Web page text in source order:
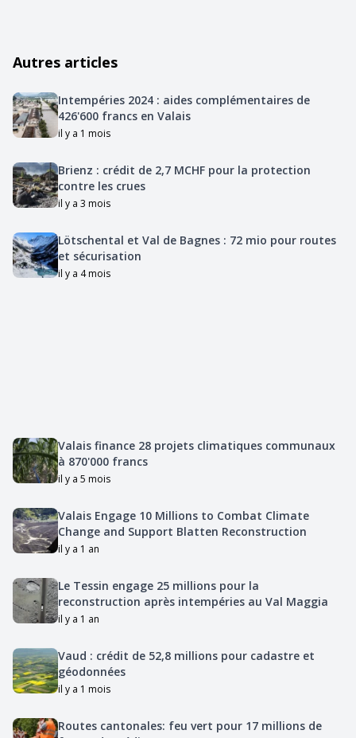
Autres articles
Intempéries 2024 : aides complémentaires de
426'600 francs en Valais
il y a 1 mois
Brienz : crédit de 2,7 MCHF pour la protection
contre les crues
il y a 3 mois
Lötschental et Val de Bagnes : 72 mio pour routes
et sécurisation
il y a 4 mois
Valais finance 28 projets climatiques communaux
à 870'000 francs
il y a 5 mois
Valais Engage 10 Millions to Combat Climate
Change and Support Blatten Reconstruction
il y a 1 an
Le Tessin engage 25 millions pour la
reconstruction après intempéries au Val Maggia
il y a 1 an
Vaud : crédit de 52,8 millions pour cadastre et
géodonnées
il y a 1 mois
Routes cantonales: feu vert pour 17 millions de